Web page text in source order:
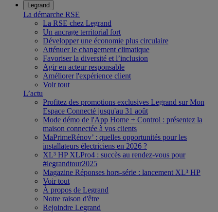
Legrand
La démarche RSE
La RSE chez Legrand
Un ancrage territorial fort
Développer une économie plus circulaire
Atténuer le changement climatique
Favoriser la diversité et l’inclusion
Agir en acteur responsable
Améliorer l'expérience client
Voir tout
L’actu
Profitez des promotions exclusives Legrand sur Mon
Espace Connecté jusqu'au 31 août
Mode démo de l'App Home + Control : présentez la
maison connectée à vos clients
MaPrimeRénov’ : quelles opportunités pour les
installateurs électriciens en 2026 ?
XL³ HP XLPro4 : succès au rendez-vous pour
#legrandtour2025
Magazine Réponses hors-série : lancement XL³ HP
Voir tout
À propos de Legrand
Notre raison d'être
Rejoindre Legrand